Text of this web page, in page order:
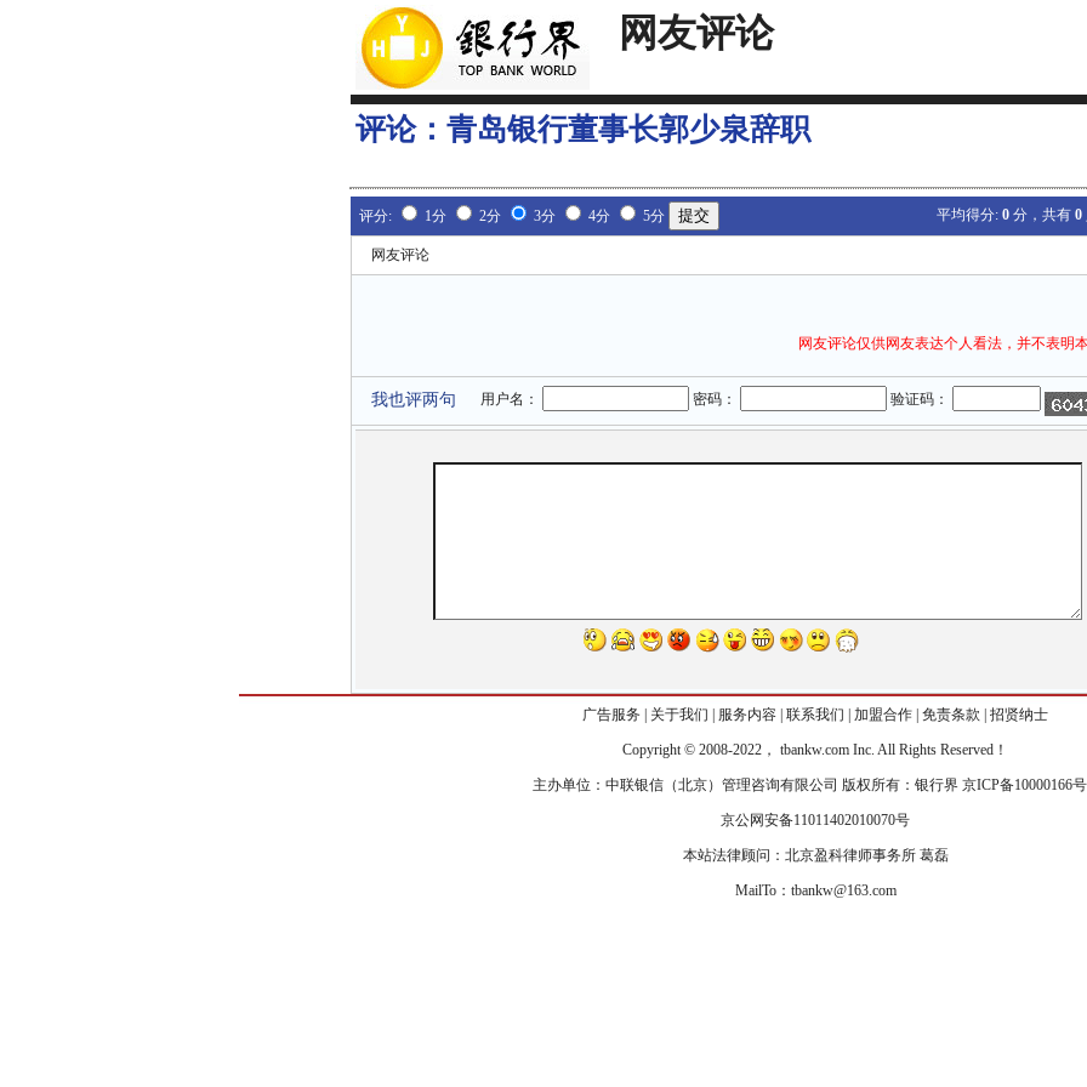
网友评论
评论： 青岛银行董事长郭少泉辞职
评分: 1分 2分 3分 4分 5分 平均得分: 0 分，共有 0
网友评论
网友评论仅供网友表达个人看法，并不表
我也评两句 用户名： 密码： 验证码：
广告服务 关于我们 服务内容 联系我们 加盟合作 免责条款 招贤纳士
Copyright © 2008-2022， tbankw.com Inc. All Rights Reserved！
主办单位：中联银信（北京）管理咨询有限公司 版权所有：银行界 京ICP备10000166
京公网安备11011402010070号
本站法律顾问：北京盈科律师事务所 葛磊
MailTo：tbankw@163.com